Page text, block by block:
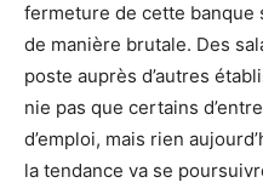
fermeture de cette banque
de manière brutale. Des
poste auprès d’autres
nie pas que certains
d’emploi, mais rien
la tendance va se